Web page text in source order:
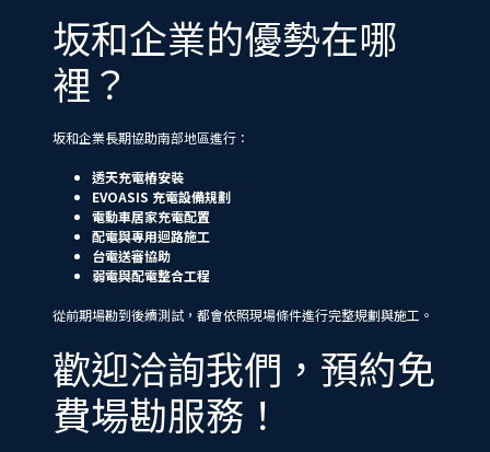
坂和企業的優勢在哪
裡？
坂和企業長期協助南部地區進行：
透天充電樁安裝
EVOASIS 充電設備規劃
電動車居家充電配置
配電與專用迴路施工
台電送審協助
弱電與配電整合工程
從前期場勘到後續測試，都會依照現場條件進行完整規劃與施工。
歡迎洽詢我們，預約免
費場勘服務！